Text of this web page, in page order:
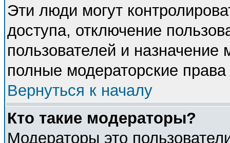
Эти люди могут
доступа, отключение
пользователей и
полные модераторские
Вернуться к началу
Кто такие модераторы?
Модераторы это